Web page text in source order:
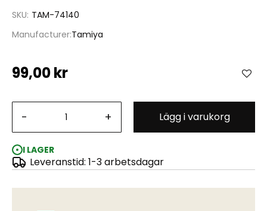
SKU TAM-74140
Manufacturer Tamiya
99,00 kr
- + Lägg i varukorg
I LAGER
Leveranstid: 1-3 arbetsdagar
Fine Pivot Drill Bit 1.1mm (Shank Dia. 1.5mm
bildgalleriet